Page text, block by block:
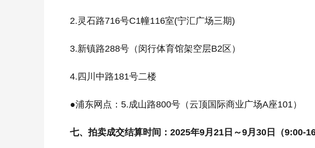
2.灵石路716号C1幢116室(宁汇广场三期)
3.新镇路288号（闵行体育馆架空层B2区）
4.四川中路181号二楼
●浦东网点：5.成山路800号（云顶国际商业广场A座101）
七、拍卖成交结算时间：2025年9月21日～9月30日（9:00-